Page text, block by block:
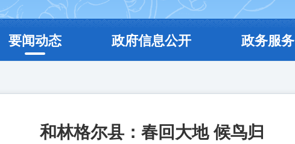
要闻动态 政府信息公开 政务服务
和林格尔县：春回大地 候鸟归